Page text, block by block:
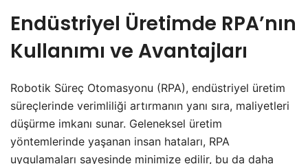
Endüstriyel Üretimde RPA’nın
Kullanımı ve Avantajları
Robotik Süreç Otomasyonu (RPA), endüstriyel üretim
süreçlerinde verimliliği artırmanın yanı sıra, maliyetleri
düşürme imkanı sunar. Geleneksel üretim
yöntemlerinde yaşanan insan hataları, RPA
uygulamaları sayesinde minimize edilir, bu da daha